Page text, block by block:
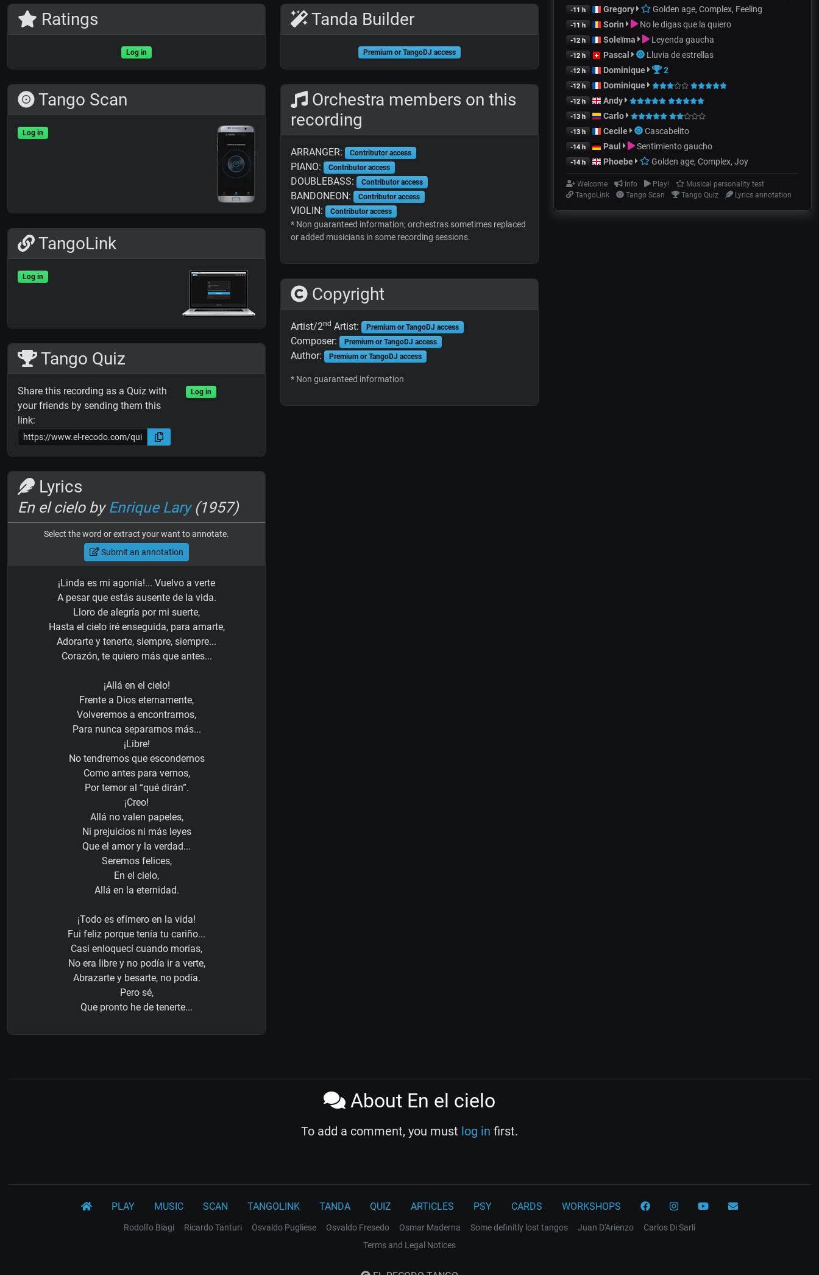
Ratings
Log in
Tango Scan
Log in
TangoLink
Log in
Tango Quiz
Share this recording as a Quiz with
your friends by sending them this
link:
Log in
Lyrics
En el cielo byEnrique Lary(1957)
Select the word or extract your want to annotate.
Submit an annotation
¡Linda es mi agonía!... Vuelvo a verte
A pesar que estás ausente de la vida.
Lloro de alegría por mi suerte,
Hasta el cielo iré enseguida, para amarte,
Adorarte y tenerte, siempre, siempre...
Corazón, te quiero más que antes...
¡Allá en el cielo!
Frente a Dios eternamente,
Volveremos a encontrarnos,
Para nunca separarnos más...
¡Libre!
No tendremos que escondernos
Como antes para vernos,
Por temor al “qué dirán”.
¡Creo!
Allá no valen papeles,
Ni prejuicios ni más leyes
Que el amor y la verdad...
Seremos felices,
En el cielo,
Allá en la eternidad.
¡Todo es efímero en la vida!
Fui feliz porque tenía tu cariño...
Casi enloquecí cuando morías,
No era libre y no podía ir a verte,
Abrazarte y besarte, no podía.
Pero sé,
Que pronto he de tenerte...
Tanda Builder
Premium or TangoDJ access
Orchestra members on this
recording
ARRANGER: Contributor access
PIANO: Contributor access
DOUBLEBASS: Contributor access
BANDONEON: Contributor access
VIOLIN: Contributor access
* Non guaranteed information; orchestras sometimes replaced
or added musicians in some recording sessions.
Copyright
Artist/2nd Artist: Premium or TangoDJ access
Composer: Premium or TangoDJ access
Author: Premium or TangoDJ access
* Non guaranteed information
-11 h Gregory Golden age, Complex, Feeling
-11 h Sorin No le digas que la quiero
-12 h Soleïma Leyenda gaucha
-12 h Pascal Lluvia de estrellas
-12 h Dominique 2
-12 h Dominique
-12 h Andy
-13 h Carlo
-13 h Cecile Cascabelito
-14 h Paul Sentimiento gaucho
-14 h Phoebe Golden age, Complex, Joy
Welcome Info Play!
Musical personality test
TangoLink
Tango Scan Tango Quiz Lyrics annotation
About En el cielo
To add a comment, you must log in first.
PLAY MUSIC SCAN TANGOLINK TANDA QUIZ ARTICLES PSY CARDS WORKSHOPS
Rodolfo Biagi Ricardo Tanturi Osvaldo Pugliese Osvaldo Fresedo Osmar Maderna Some definitly lost tangos Juan D'Arienzo
Carlos Di Sarli
Terms and Legal Notices